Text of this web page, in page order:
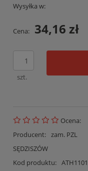
Wysyłka w:
Cena: 34,16 zł
szt.
Ocena:
Producent: zam. PZL
SĘDZISZÓW
Kod produktu: ATH1101